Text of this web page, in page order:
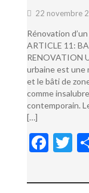
22 novembre
Rénovation
ARTICLE 11:
RENOVATION
urbaine est une
et le bâti de
comme
contemporain.
[…]
F
e
T